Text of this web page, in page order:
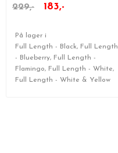
229,- 183,-
På lager i
Full Length - Black, Full Length
- Blueberry, Full Length -
Flamingo, Full Length - White,
Full Length - White & Yellow